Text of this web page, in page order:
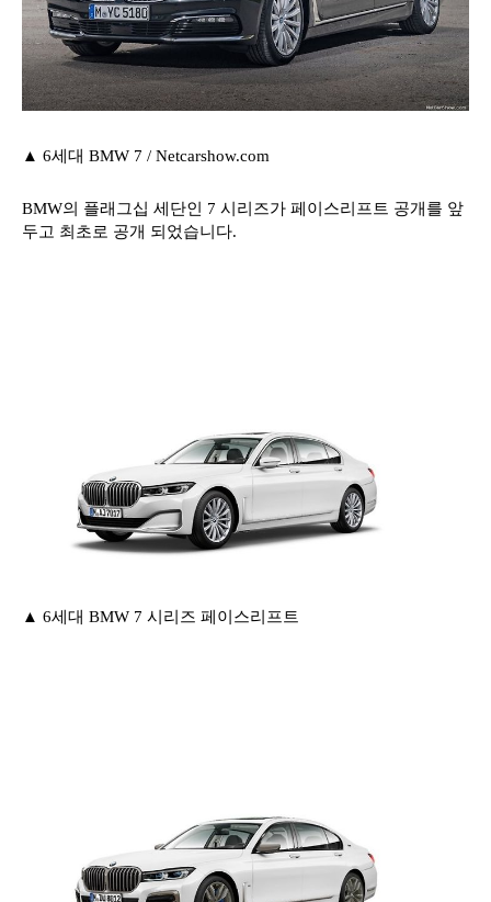
▲ 6세대 BMW 7 / Netcarshow.com
BMW의 플래그십 세단인 7 시리즈가 페이스리프트 공개를 앞
두고 최초로 공개 되었습니다.
▲ 6세대 BMW 7 시리즈 페이스리프트